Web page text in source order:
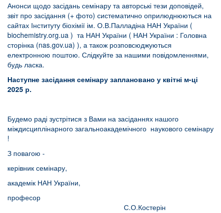
Анонси щодо засідань семінару та авторські тези доповідей,
звіт про засідання (+ фото) систематично оприлюднюються на
сайтах Інституту біохімії ім. О.В.Палладіна НАН України (
biochemistry.org.ua ) та НАН України ( НАН України : Головна
сторінка (nas.gov.ua) ), а також розповсюджуються
електронною поштою. Слідкуйте за нашими повідомленнями,
будь ласка.
Наступне засідання семінару заплановано у квітні м-ці
2025 р.
Будемо раді зустрітися з Вами на засіданнях нашого
міждисциплінарного загальноакадемічного наукового семінару
!
З повагою -
керівник семінару,
академік НАН України,
професор
С.О.Костерін